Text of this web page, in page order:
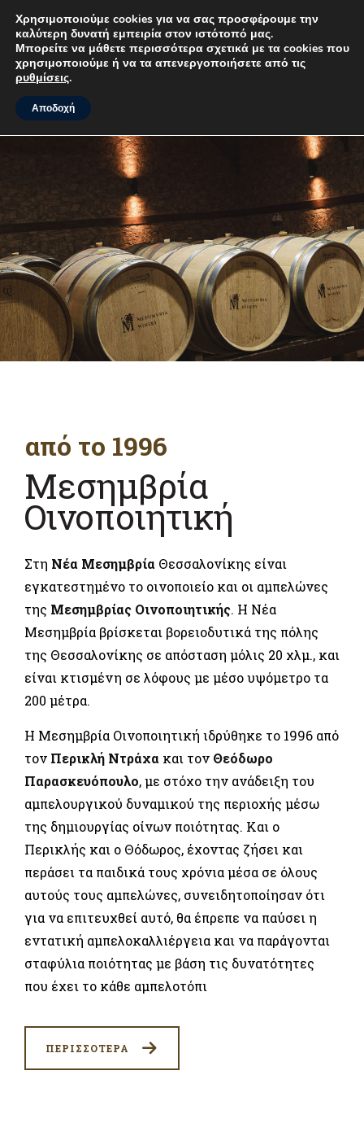
από το 1996
Μεσημβρία
Οινοποιητική
Στη Νέα Μεσημβρία Θεσσαλονίκης είναι
εγκατεστημένο το οινοποιείο και οι αμπελώνες
της Μεσημβρίας Οινοποιητικής. Η Νέα
Μεσημβρία βρίσκεται βορειοδυτικά της πόλης
της Θεσσαλονίκης σε απόσταση μόλις 20 χλμ., και
είναι κτισμένη σε λόφους με μέσο υψόμετρο τα
200 μέτρα.
Η Μεσημβρία Οινοποιητική ιδρύθηκε το 1996 από
τον Περικλή Ντράχα και τον Θεόδωρο
Παρασκευόπουλο, με στόχο την ανάδειξη του
αμπελουργικού δυναμικού της περιοχής μέσω
της δημιουργίας οίνων ποιότητας. Και ο
Περικλής και ο Θόδωρος, έχοντας ζήσει και
περάσει τα παιδικά τους χρόνια μέσα σε όλους
αυτούς τους αμπελώνες, συνειδητοποίησαν ότι
για να επιτευχθεί αυτό, θα έπρεπε να παύσει η
εντατική αμπελοκαλλιέργεια και να παράγονται
σταφύλια ποιότητας με βάση τις δυνατότητες
που έχει το κάθε αμπελοτόπι
ΠΕΡΙΣΣΟΤΕΡΑ
Χρησιμοποιούμε cookies για να σας προσφέρουμε την
καλύτερη δυνατή εμπειρία στον ιστότοπό μας.
Μπορείτε να μάθετε περισσότερα σχετικά με τα cookies που
χρησιμοποιούμε ή να τα απενεργοποιήσετε από τις
ρυθμίσεις.
Αποδοχή